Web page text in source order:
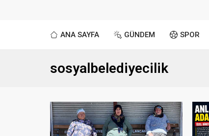
ANA SAYFA GÜNDEM SPOR
sosyalbelediyecilik